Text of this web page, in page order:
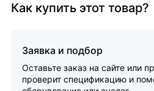
Как купить этот товар?
Заявка и подбор
Оставьте заказ на сайте или
проверит спецификацию и